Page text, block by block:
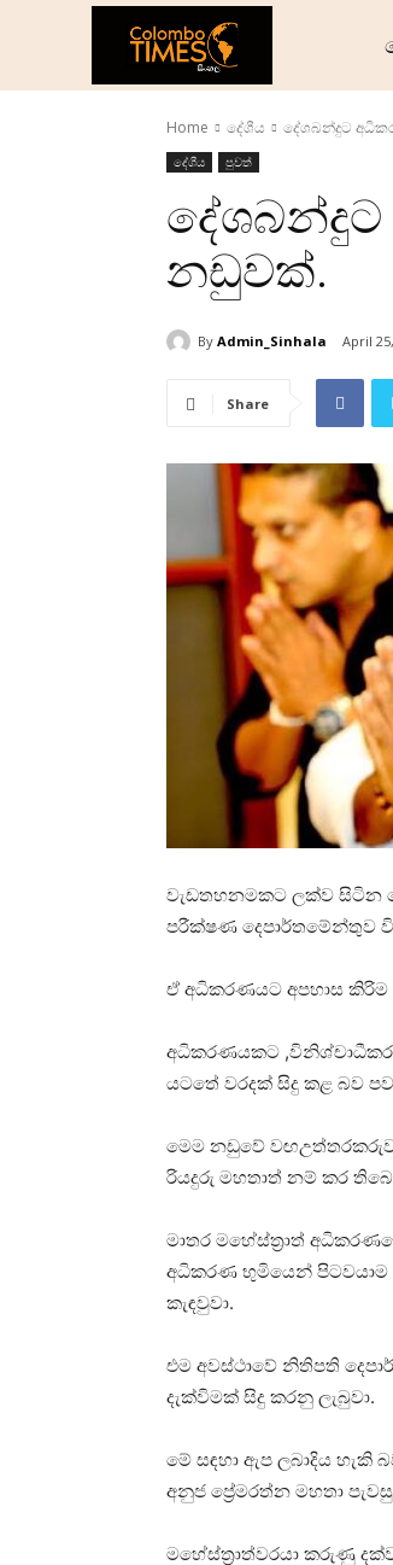
Home දේශීය දේශබන්දුට
දේශීය පුවත්
නඩුවක්.
By Admin_Sinhala April
Share
වැඩතහනමකට ලක්ව සිටින
පරීක්ෂණ දෙපාර්තමේන්තුව
ඒ අධිකරණයට අපහාස
අධිකරණයකට
යටතේ වරදක් සිදු කළ බව
මෙම නඩුවේ
රියදුරු මහතාත් නම් කර
මාතර මහේස්ත්‍රාත්
අධිකරණ භුමියෙන්
කැඳවුවා.
එම අවස්ථාවේ නිතිපති
දැක්විමක් සිදු කරනු ලැබුවා.
මේ සඳහා ඇප ලබාදිය
අනුජ ප්‍රේමරත්න මහතා
මහේස්ත්‍රාත්වරයා කරුණු